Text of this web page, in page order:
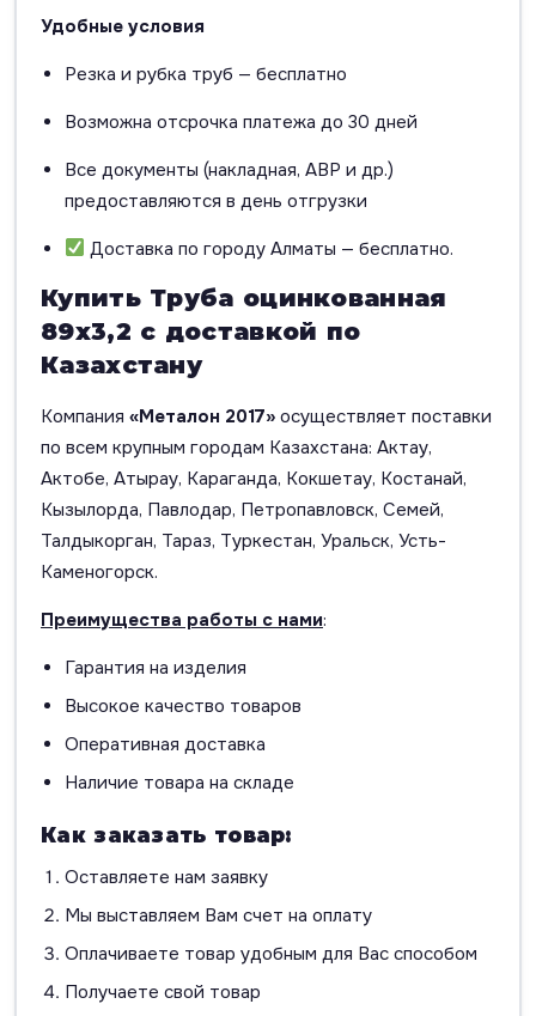
Удобные условия
Резка и рубка труб — бесплатно
Возможна отсрочка платежа до 30 дней
Все документы (накладная, АВР и др.)
предоставляются в день отгрузки
Доставка по городу Алматы — бесплатно.
Купить Труба оцинкованная
89х3,2 с доставкой по
Казахстану
Компания «Металон 2017» осуществляет поставки
по всем крупным городам Казахстана: Актау,
Актобе, Атырау, Караганда, Кокшетау, Костанай,
Кызылорда, Павлодар, Петропавловск, Семей,
Талдыкорган, Тараз, Туркестан, Уральск, Усть-
Каменогорск.
Преимущества работы с нами:
Гарантия на изделия
Высокое качество товаров
Оперативная доставка
Наличие товара на складе
Как заказать товар:
Оставляете нам заявку
Мы выставляем Вам счет на оплату
Оплачиваете товар удобным для Вас способом
Получаете свой товар